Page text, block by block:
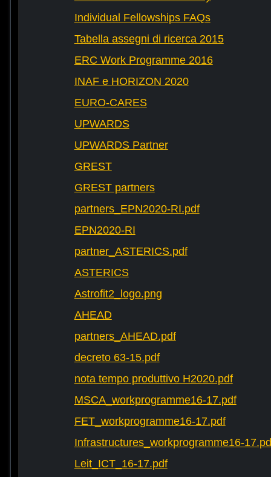
Individual Fellowships FAQs
Tabella assegni di ricerca 2015
ERC Work Programme 2016
INAF e HORIZON 2020
EURO-CARES
UPWARDS
UPWARDS Partner
GREST
GREST partners
partners_EPN2020-RI.pdf
EPN2020-RI
partner_ASTERICS.pdf
ASTERICS
Astrofit2_logo.png
AHEAD
partners_AHEAD.pdf
decreto 63-15.pdf
nota tempo produttivo H2020.pdf
MSCA_workprogramme16-17.pdf
FET_workprogramme16-17.pdf
Infrastructures_workprogramme16-
Leit_ICT_16-17.pdf